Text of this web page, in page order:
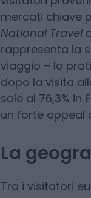
Nel nostro
shopping
visitatori
mercati chiave
National Travel
rappresenta la
viaggio – lo
sale al 76,3%
un forte appeal